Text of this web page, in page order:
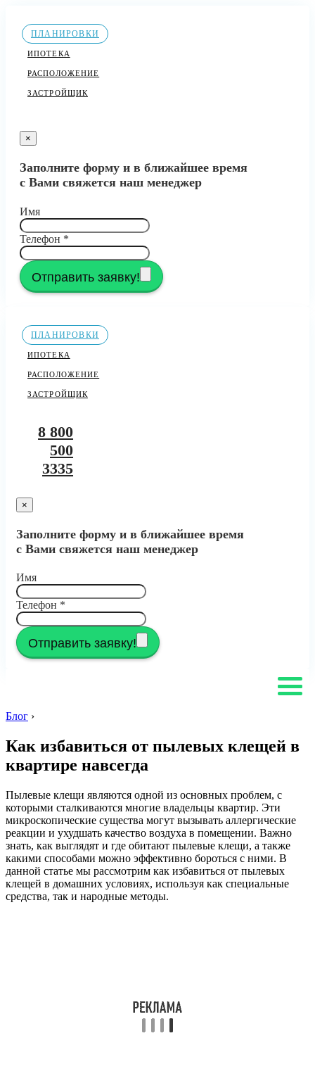
ПЛАНИРОВКИ
ИПОТЕКА
РАСПОЛОЖЕНИЕ
ЗАСТРОЙЩИК
×
Заполните форму и в ближайшее время
с Вами свяжется наш менеджер
Имя
Телефон *
Отправить заявку!
ПЛАНИРОВКИ
ИПОТЕКА
РАСПОЛОЖЕНИЕ
ЗАСТРОЙЩИК
8 800
500
3335
×
Заполните форму и в ближайшее время
с Вами свяжется наш менеджер
Имя
Телефон *
Отправить заявку!
Блог ›
Как избавиться от пылевых клещей в
квартире навсегда
Пылевые клещи являются одной из основных проблем, с
которыми сталкиваются многие владельцы квартир. Эти
микроскопические существа могут вызывать аллергические
реакции и ухудшать качество воздуха в помещении. Важно
знать, как выглядят и где обитают пылевые клещи, а также
какими способами можно эффективно бороться с ними. В
данной статье мы рассмотрим как избавиться от пылевых
клещей в домашних условиях, используя как специальные
средства, так и народные методы.